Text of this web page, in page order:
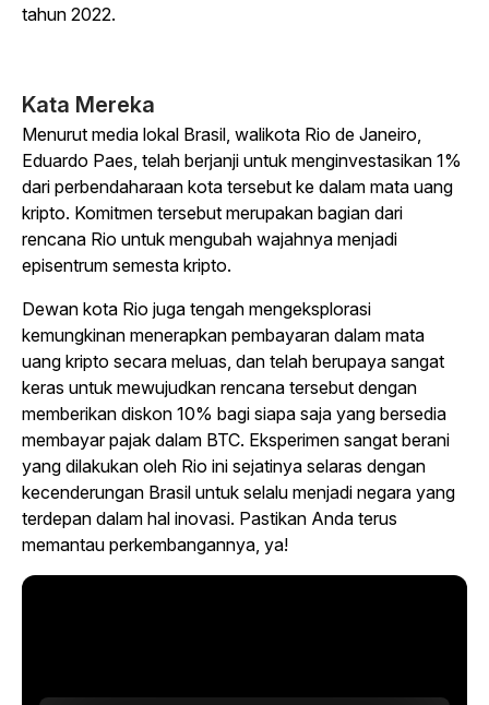
tahun 2022.
Kata Mereka
Menurut media lokal Brasil, walikota Rio de Janeiro,
Eduardo Paes, telah berjanji untuk menginvestasikan 1%
dari perbendaharaan kota tersebut ke dalam mata uang
kripto. Komitmen tersebut merupakan bagian dari
rencana Rio untuk mengubah wajahnya menjadi
episentrum semesta kripto.
Dewan kota Rio juga tengah mengeksplorasi
kemungkinan menerapkan pembayaran dalam mata
uang kripto secara meluas, dan telah berupaya sangat
keras untuk mewujudkan rencana tersebut dengan
memberikan diskon 10% bagi siapa saja yang bersedia
membayar pajak dalam BTC. Eksperimen sangat berani
yang dilakukan oleh Rio ini sejatinya selaras dengan
kecenderungan Brasil untuk selalu menjadi negara yang
terdepan dalam hal inovasi. Pastikan Anda terus
memantau perkembangannya, ya!